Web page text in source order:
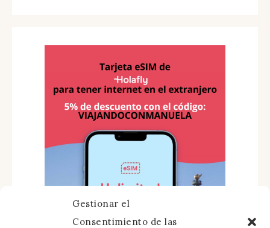
Gestionar el
Consentimiento de las